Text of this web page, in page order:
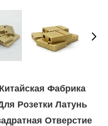
Фабрика
Розетки Латунь
Отверстие